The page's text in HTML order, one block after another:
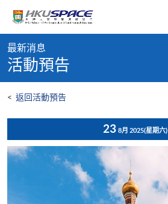
content
content
start
最新消息
活動預告
< 返回活動預告
23 8月 2025(星期六)